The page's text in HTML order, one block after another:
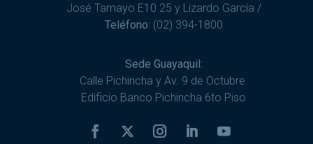
José Tamayo E10 25 y Lizardo García /
Teléfono: (02) 394-1800
Sede Guayaquil:
Calle Pichincha y Av. 9 de Octubre.
Edificio Banco Pichincha 6to Piso